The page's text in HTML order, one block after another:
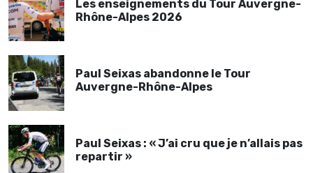
Les enseignements du Tour Auvergne-
Rhône-Alpes 2026
Paul Seixas abandonne le Tour
Auvergne-Rhône-Alpes
Paul Seixas : « J’ai cru que je n’allais pas
repartir »